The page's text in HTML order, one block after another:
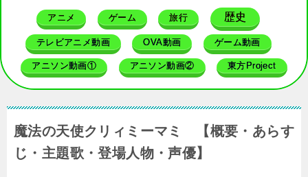
アニメ ゲーム 旅行 歴史
テレビアニメ動画 OVA動画 ゲーム動画
アニソン動画① アニソン動画② 東方Project
魔法の天使クリィミーマミ 【概要・あらす
じ・主題歌・登場人物・声優】